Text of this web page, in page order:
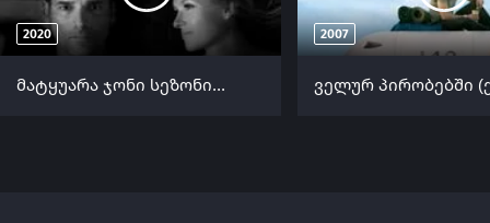
2020
მატყუარა ჯონი სეზონი 2 (ქართულად) / Dirty John Season 2 ქართულად 2020
2007